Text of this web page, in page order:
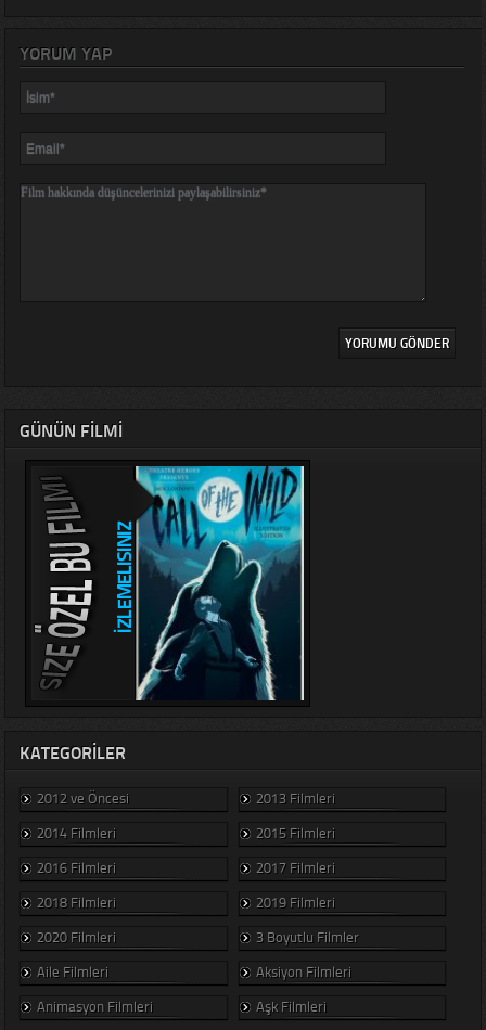
YORUM YAP
GÜNÜN FILMI
KATEGORILER
2012 ve Öncesi
2013 Filmleri
2014 Filmleri
2015 Filmleri
2016 Filmleri
2017 Filmleri
2018 Filmleri
2019 Filmleri
2020 Filmleri
3 Boyutlu Filmler
Aile Filmleri
Aksiyon Filmleri
Animasyon Filmleri
Aşk Filmleri